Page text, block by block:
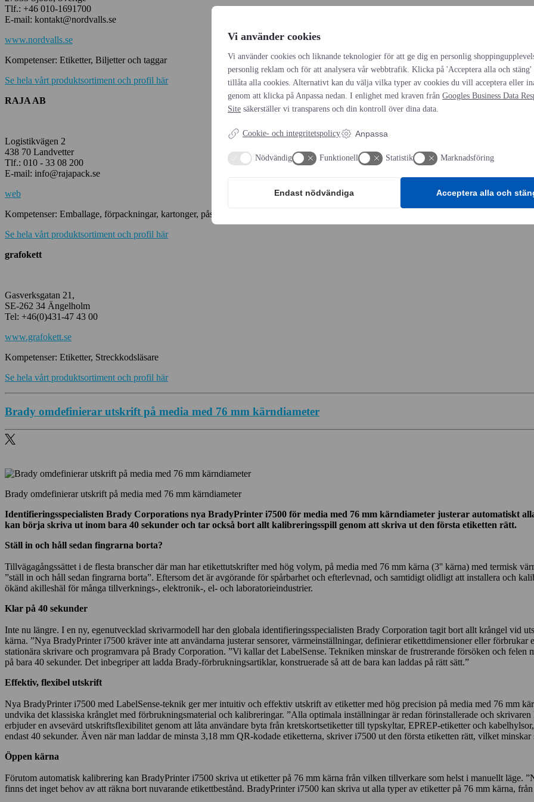
Tlf.: +46 010-1691700
E-mail: kontakt@nordvalls.se
www.nordvalls.se
Kompetenser: Etiketter, Biljetter och taggar
Se hela vårt produktsortiment och profil här
RAJA AB
Logistikvägen 2
438 70 Landvetter
Tlf.: 010 - 33 08 200
E-mail: info@rajapack.se
web
Kompetenser: Emballage, förpackningar, kartonger, påsar, etiketter, sträckfilm, palletering, tejp
Se hela vårt produktsortiment och profil här
grafokett
Gasverksgatan 21,
SE-262 34 Ängelholm
Tel: +46(0)431-47 43 00
www.grafokett.se
Kompetenser: Etiketter, Streckkodsläsare
Se hela vårt produktsortiment och profil här
Brady omdefinierar utskrift på media med 76 mm kärndiameter
Brady omdefinierar utskrift på media med 76 mm kärndiameter
Identifieringsspecialisten Brady Corporations nya BradyPrinter i7500 för media med 76 mm kärndiameter justerar automatiskt
kan börja skriva ut inom bara 40 sekunder och tar också bort allt kalibreringsspill genom att skriva ut den första etiketten rätt.
Ställ in och håll sedan fingrarna borta?
Tillvägagångssättet i de flesta branscher där man har etikettutskrifter med hög volym, på media med 76 mm kärna (3'' kärna) med termisk
”ställ in och håll sedan fingrarna borta”. Eftersom det är avgörande för spårbarhet och efterlevnad, och samtidigt olidligt att installera och
ökänd akilleshäl för många tillverknings-, elektronik-, el- och laboratorieindustrier.
Klar på 40 sekunder
Inte nu längre. I en ny, egenutvecklad skrivarmodell har den globala identifieringsspecialisten Brady Corporation tagit bort allt krångel vid
kärna. ”Nya BradyPrinter i7500 kräver inte att användarna justerar sensorer, värmeinställningar, definierar etikettdimensioner eller
stationära skrivare och programvara på Brady Corporation. ”Vi kallar det LabelSense. Tekniken minskar de frustrerande försöken och
på bara 40 sekunder. Det inbegriper att ladda Brady-förbrukningsartiklar, konstruerade så att de bara kan laddas på rätt sätt.”
Effektiv, flexibel utskrift
Nya BradyPrinter i7500 med LabelSense-teknik ger mer intuitiv och effektiv utskrift av etiketter med hög precision på media med 76 mm
undvika det klassiska krånglet med förbrukningsmaterial och kalibreringar. ”Alla optimala inställningar är redan förinstallerade och
erbjuder en avsevärd utskriftsflexibilitet genom att låta användare byta från kretskortsetiketter till typskyltar, EPREP-etiketter och
endast 40 sekunder. Även när man laddar de minsta 3,18 mm QR-kodade etiketterna, skriver i7500 ut den första etiketten rätt, vilket
Öppen kärna
Förutom automatisk kalibrering kan BradyPrinter i7500 skriva ut etiketter på 76 mm kärna från vilken tillverkare som helst i manuellt läge.
finns det inget behov av att räkna bort nuvarande etikettbestånd. BradyPrinter i7500 kan skriva ut alla typer av etiketter på 76 mm kärna,
Vi använder cookies
Vi använder cookies och liknande teknologier för att ge dig en personlig
personlig reklam och för att analysera vår webbtrafik. Klicka på 'Acceptera alla och
tillåta alla cookies. Alternativt kan du välja vilka typer av cookies du vill acceptera eller
genom att klicka på Anpassa nedan. I enlighet med kraven från Googles Business Data
Site säkerställer vi transparens och din kontroll över dina data.
Cookie- och integritetspolicy Anpassa
Nödvändig Funktionell Statistik Marknadsföring
Endast nödvändiga Acceptera alla och